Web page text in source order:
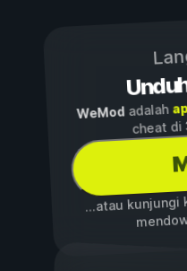
WeModadalah
cheat di
...atau